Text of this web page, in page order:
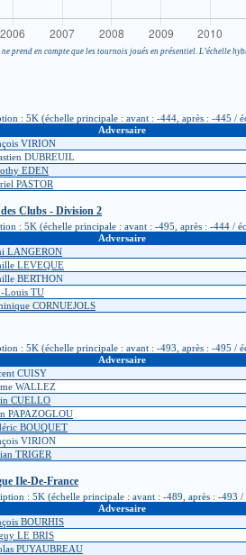
prend en compte que les tournois joués en présentiel. L’échelle
: 5K (échelle principale : avant : -444, après : -445 /
Adversaire
VIRION
DUBREUIL
EDEN
PASTOR
Clubs - Division 2
: 5K (échelle principale : avant : -495, après : -444 /
Adversaire
LANGERON
LEVEQUE
BERTHON
Louis TU
CORNUEJOLS
: 5K (échelle principale : avant : -493, après : -495 /
Adversaire
CUISY
WALLEZ
CUELLO
PAPAZOGLOU
BOUQUET
VIRION
TRIGER
Ile-De-France
: 5K (échelle principale : avant : -489, après : -493
Adversaire
BOURHIS
LE BRIS
PUYAUBREAU